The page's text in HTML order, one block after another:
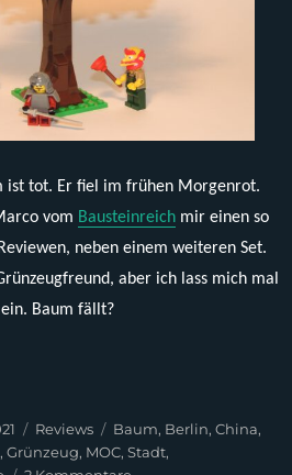
ist tot. Er fiel im frühen Morgenrot.
vom Bausteinreich mir einen so
neben einem weiteren Set.
aber ich lass mich mal
Baum fällt?
– Großer Baum dunkelgrün“
Kategorien
Reviews Schlagwörter
Baum, Berlin,China,
,Grünzeug, MOC,Stadt,